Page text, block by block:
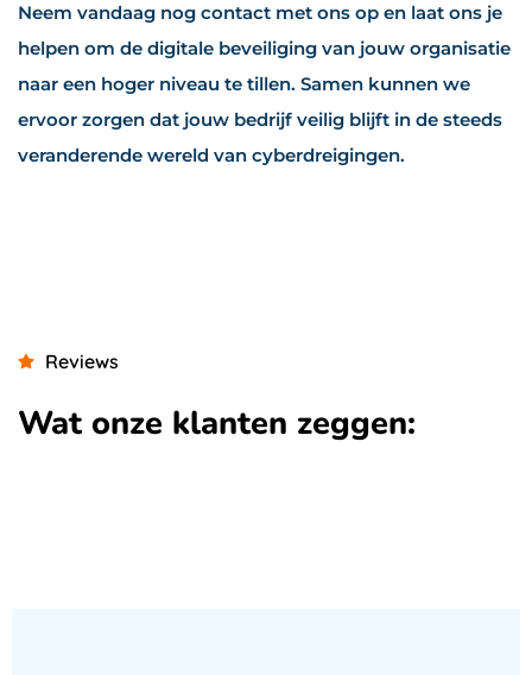
Neem vandaag nog contact met ons op en laat ons je
helpen om de digitale beveiliging van jouw organisatie
naar een hoger niveau te tillen. Samen kunnen we
ervoor zorgen dat jouw bedrijf veilig blijft in de steeds
veranderende wereld van cyberdreigingen.
Reviews
Wat onze klanten zeggen: